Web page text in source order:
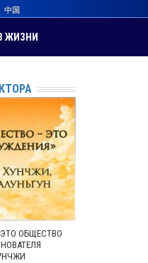
中国
ЖИЗНИ
ОБЩЕСТВО